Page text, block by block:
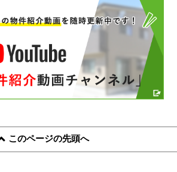
このページの先頭へ